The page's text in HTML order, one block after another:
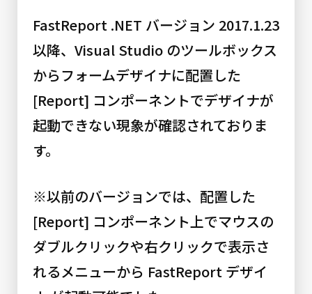
FastReport .NET バージョン 2017.1.23
以降、Visual Studio のツールボックス
からフォームデザイナに配置した
[Report] コンポーネントでデザイナが
起動できない現象が確認されておりま
す。
※以前のバージョンでは、配置した
[Report] コンポーネント上でマウスの
ダブルクリックや右クリックで表示さ
れるメニューから FastReport デザイ